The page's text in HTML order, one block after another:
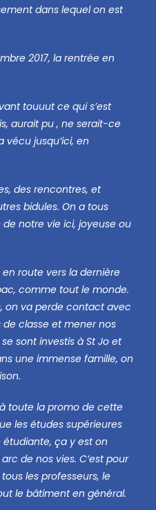
dans lequel on est
2017, la rentrée en
touuut ce qui s’est
aurait pu , ne serait-ce
vécu jusqu’ici, en
des rencontres, et
bidules. On a tous
notre vie ici, joyeuse ou
en route vers la dernière
comme tout le monde.
on va perde contact avec
classe et mener nos
sont investis à St Jo et
une immense famille, on
toute la promo de cette
les études supérieures
étudiante, ça y est on
de nos vies. C’est pour
les professeurs, le
le bâtiment en général.